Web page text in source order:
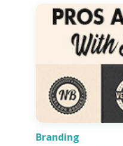
Branding